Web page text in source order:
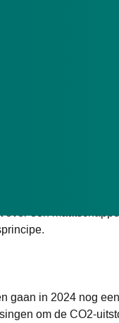
over een
gaan in 2024 nog
om de CO2-